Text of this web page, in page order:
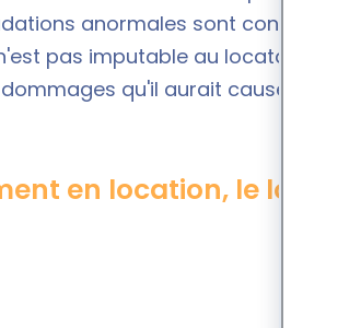
anormales sont constatées.
pas imputable au locataire. Il lui
qu'il aurait causé.
en location, le